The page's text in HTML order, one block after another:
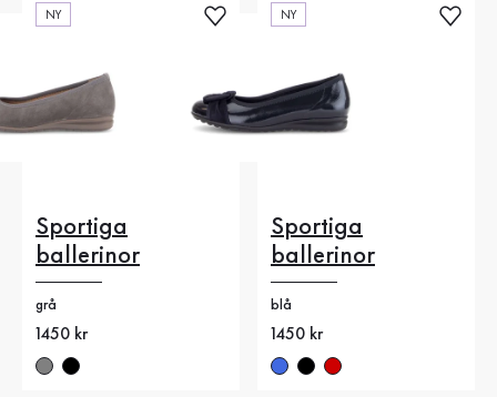
NY
Sportiga
ballerinor
grå
Nytt pris
1450 kr
NY
Sportiga
ballerinor
blå
Nytt pris
1450 kr